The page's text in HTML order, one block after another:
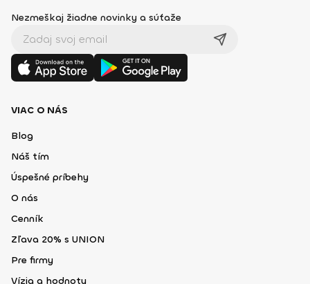
Nezmeškaj žiadne novinky a súťaže
VIAC O NÁS
Blog
Náš tím
Úspešné príbehy
O nás
Cenník
Zľava 20% s UNION
Pre firmy
Vízia a hodnoty